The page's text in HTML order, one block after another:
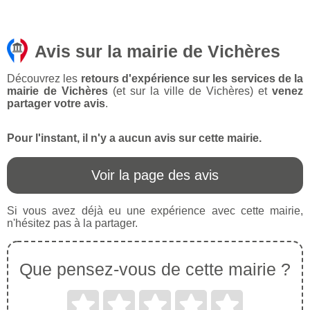
Avis sur la mairie de Vichères
Découvrez les retours d'expérience sur les services de la
mairie de Vichères (et sur la ville de Vichères) et venez
partager votre avis.
Pour l'instant, il n'y a aucun avis sur cette mairie.
Voir la page des avis
Si vous avez déjà eu une expérience avec cette mairie,
n'hésitez pas à la partager.
Que pensez-vous de cette mairie ?